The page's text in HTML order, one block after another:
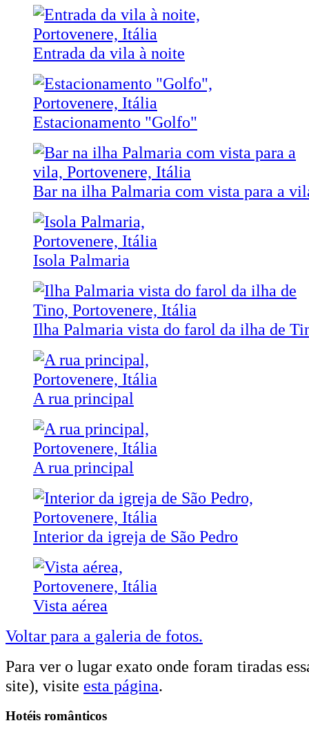
Entrada da vila à noite
Estacionamento "Golfo"
Bar na ilha Palmaria com vista para a
Isola Palmaria
Ilha Palmaria vista do farol da ilha de
A rua principal
A rua principal
Interior da igreja de São Pedro
Vista aérea
Voltar para a galeria de fotos.
Para ver o lugar exato onde foram tiradas
site), visite esta página.
Hotéis românticos